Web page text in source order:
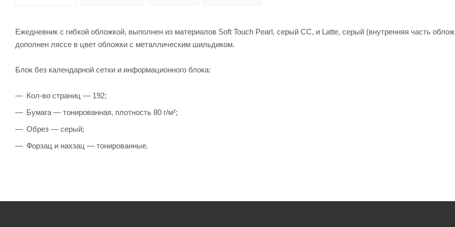
Ежедневник с гибкой обложкой, выполнен из материалов Soft Touch Pearl, серый СС, и Latte, серый (внутренняя часть
дополнен ляссе в цвет обложки с металлическим шильдиком.
Блок без календарной сетки и информационного блока:
Кол-во страниц — 192;
Бумага — тонированная, плотность 80 г/м²;
Обрез — серый;
Форзац и нахзац — тонированные.